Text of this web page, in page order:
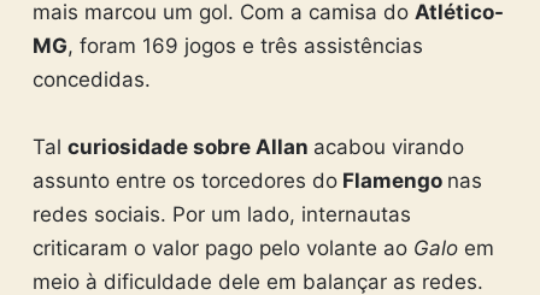
mais marcou um gol. Com a camisa do Atlético-
MG, foram 169 jogos e três assistências
concedidas.
Tal curiosidade sobre Allan acabou virando
assunto entre os torcedores doFlamengo nas
redes sociais. Por um lado, internautas
criticaram o valor pago pelo volante ao Galoem
meio à dificuldade dele em balançar as redes.